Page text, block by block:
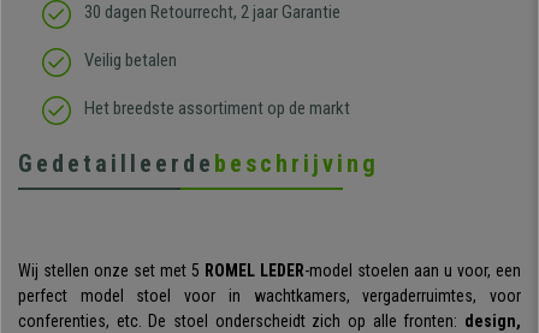
30 dagen Retourrecht, 2 jaar Garantie
Veilig betalen
Het breedste assortiment op de markt
Gedetailleerde beschrijving
Wij stellen onze set met 5 ROMEL LEDER-model stoelen aan u voor, een
perfect model stoel voor in wachtkamers, vergaderruimtes, voor
conferenties, etc. De stoel onderscheidt zich op alle fronten: design,